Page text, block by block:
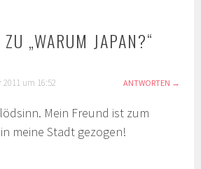
„WARUM JAPAN?“
um 16:52 ANTWORTEN
Mein Freund ist zum
meine Stadt gezogen!